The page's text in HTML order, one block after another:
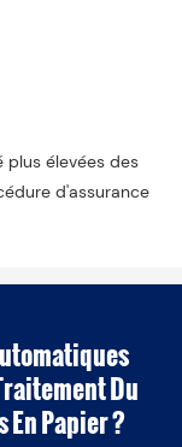
plus élevées des
d'assurance
Du
Papier ?